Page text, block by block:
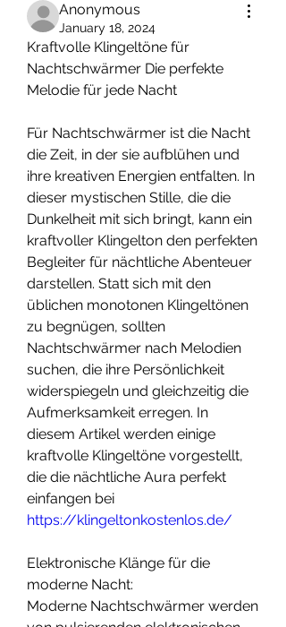
Anonymous
January 18, 2024
Kraftvolle Klingeltöne für
Nachtschwärmer Die perfekte
Melodie für jede Nacht
Für Nachtschwärmer ist die Nacht
die Zeit, in der sie aufblühen und
ihre kreativen Energien entfalten. In
dieser mystischen Stille, die die
Dunkelheit mit sich bringt, kann ein
kraftvoller Klingelton den perfekten
Begleiter für nächtliche Abenteuer
darstellen. Statt sich mit den
üblichen monotonen Klingeltönen
zu begnügen, sollten
Nachtschwärmer nach Melodien
suchen, die ihre Persönlichkeit
widerspiegeln und gleichzeitig die
Aufmerksamkeit erregen. In
diesem Artikel werden einige
kraftvolle Klingeltöne vorgestellt,
die die nächtliche Aura perfekt
https://klingeltonkostenlos.de/
Elektronische Klänge für die
moderne Nacht:
Moderne Nachtschwärmer werden